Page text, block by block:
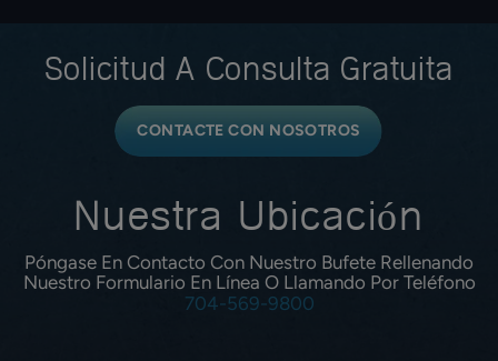
Solicitud A Consulta Gratuita
CONTACTE CON NOSOTROS
Póngase En Contacto Con Nuestro Bufete Rellenando
Nuestro Formulario En Línea O Llamando Por Teléfono
704-569-9800
Nuestra Ubicación